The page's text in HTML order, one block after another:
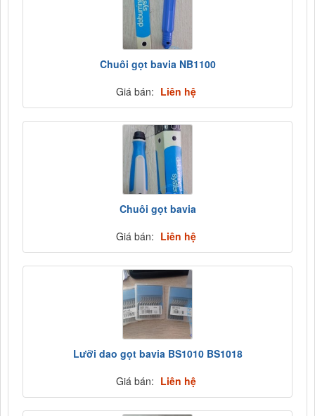
Chuôi gọt bavia NB1100
Giá bán: Liên hệ
Chuôi gọt bavia
Giá bán: Liên hệ
Lưỡi dao gọt bavia BS1010 BS1018
Giá bán: Liên hệ